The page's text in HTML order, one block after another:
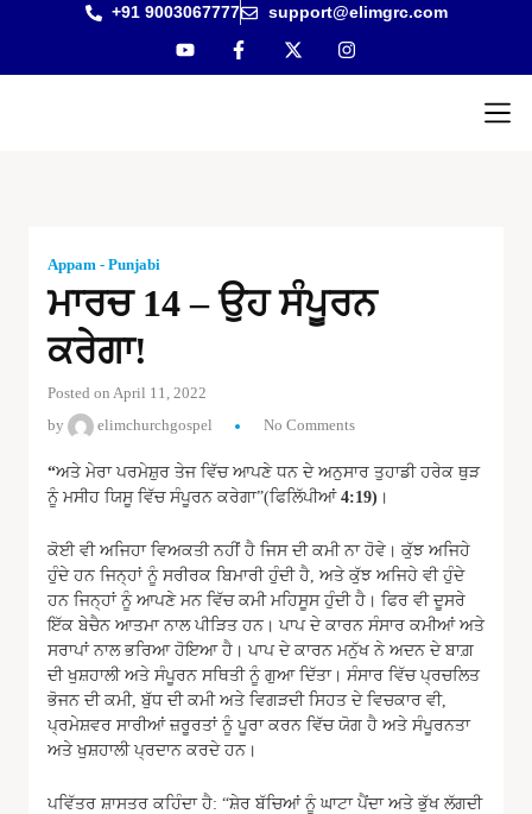
+91 9003067777 support@elimgrc.com
Appam - Punjabi
ਮਾਰਚ 14 – ਉਹ ਸੰਪੂਰਨ
ਕਰੇਗਾ!
Posted on April 11, 2022
by
elimchurchgospel No Comments
“ਅਤੇ ਮੇਰਾ ਪਰਮੇਸ਼ੁਰ ਤੇਜ ਵਿੱਚ ਆਪਣੇ ਧਨ ਦੇ ਅਨੁਸਾਰ ਤੁਹਾਡੀ ਹਰੇਕ ਥੁੜ
ਨੂੰ ਮਸੀਹ ਯਿਸੂ ਵਿੱਚ ਸੰਪੂਰਨ ਕਰੇਗਾ”(ਫਿਲਿੱਪੀਆਂ 4:19) ।
ਕੋਈ ਵੀ ਅਜਿਹਾ ਵਿਅਕਤੀ ਨਹੀਂ ਹੈ ਜਿਸ ਦੀ ਕਮੀ ਨਾ ਹੋਵੇ। ਕੁੱਝ ਅਜਿਹੇ
ਹੁੰਦੇ ਹਨ ਜਿਨ੍ਹਾਂ ਨੂੰ ਸਰੀਰਕ ਬਿਮਾਰੀ ਹੁੰਦੀ ਹੈ, ਅਤੇ ਕੁੱਝ ਅਜਿਹੇ ਵੀ ਹੁੰਦੇ
ਹਨ ਜਿਨ੍ਹਾਂ ਨੂੰ ਆਪਣੇ ਮਨ ਵਿੱਚ ਕਮੀ ਮਹਿਸੂਸ ਹੁੰਦੀ ਹੈ। ਫਿਰ ਵੀ ਦੂਸਰੇ
ਇੱਕ ਬੇਚੈਨ ਆਤਮਾ ਨਾਲ ਪੀੜਿਤ ਹਨ। ਪਾਪ ਦੇ ਕਾਰਨ ਸੰਸਾਰ ਕਮੀਆਂ ਅਤੇ
ਸਰਾਪਾਂ ਨਾਲ ਭਰਿਆ ਹੋਇਆ ਹੈ। ਪਾਪ ਦੇ ਕਾਰਨ ਮਨੁੱਖ ਨੇ ਅਦਨ ਦੇ ਬਾਗ਼
ਦੀ ਖੁਸ਼ਹਾਲੀ ਅਤੇ ਸੰਪੂਰਨ ਸਥਿਤੀ ਨੂੰ ਗੁਆ ਦਿੱਤਾ। ਸੰਸਾਰ ਵਿੱਚ ਪ੍ਰਚਲਿਤ
ਭੋਜਨ ਦੀ ਕਮੀ, ਬੁੱਧ ਦੀ ਕਮੀ ਅਤੇ ਵਿਗੜਦੀ ਸਿਹਤ ਦੇ ਵਿਚਕਾਰ ਵੀ,
ਪ੍ਰਮੇਸ਼ਵਰ ਸਾਰੀਆਂ ਜ਼ਰੂਰਤਾਂ ਨੂੰ ਪੂਰਾ ਕਰਨ ਵਿੱਚ ਯੋਗ ਹੈ ਅਤੇ ਸੰਪੂਰਨਤਾ
ਅਤੇ ਖੁਸ਼ਹਾਲੀ ਪ੍ਰਦਾਨ ਕਰਦੇ ਹਨ।
ਪਵਿੱਤਰ ਸ਼ਾਸਤਰ ਕਹਿੰਦਾ ਹੈ: “ਸ਼ੇਰ ਬੱਚਿਆਂ ਨੂੰ ਘਾਟਾ ਪੈਂਦਾ ਅਤੇ ਭੁੱਖ ਲੱਗਦੀ